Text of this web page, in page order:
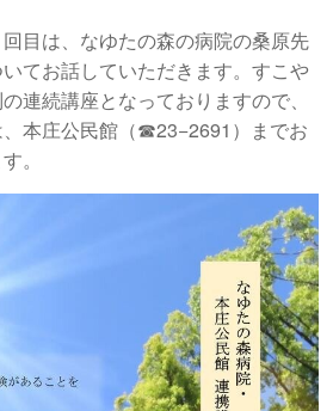
目は、なゆたの森の病院の桑原先
てお話していただきます。すこや
連続講座となっておりますので、
本庄公民館（☎23−2691）までお
。